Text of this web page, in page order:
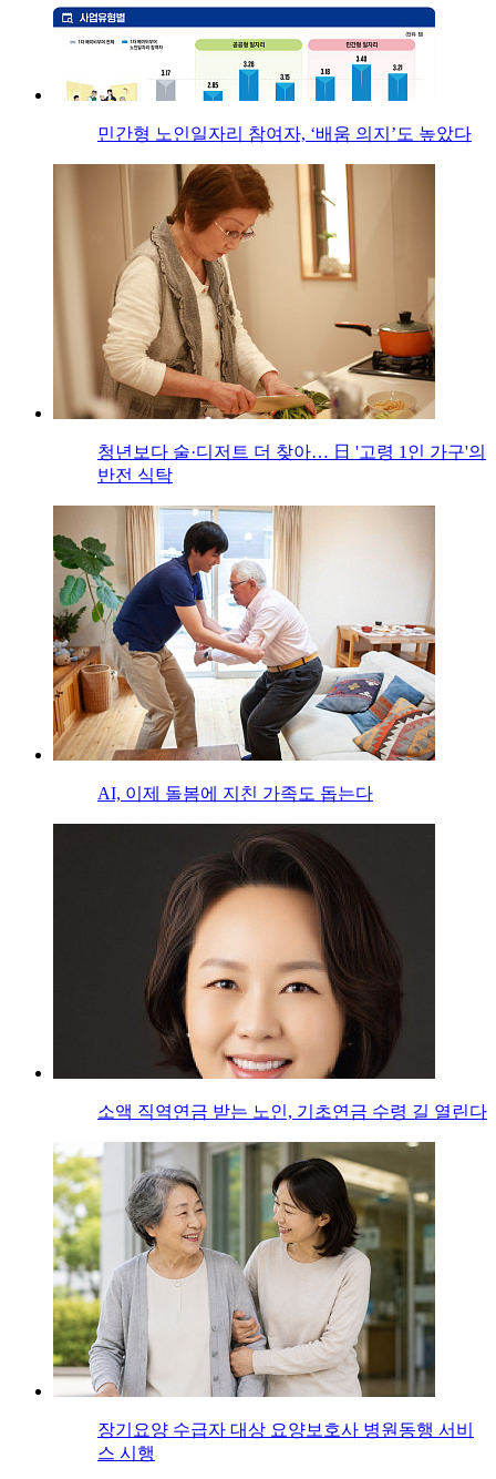
민간형 노인일자리 참여자, ‘배움 의지’도 높았다
청년보다 술·디저트 더 찾아… 日 '고령 1인 가구'의
반전 식탁
AI, 이제 돌봄에 지친 가족도 돕는다
소액 직역연금 받는 노인, 기초연금 수령 길 열린다
장기요양 수급자 대상 요양보호사 병원동행 서비
스 시행